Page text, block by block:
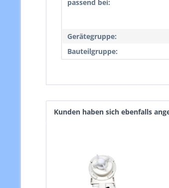
passend bei:
Gerätegruppe:
Bauteilgruppe:
Kunden haben sich ebenfalls